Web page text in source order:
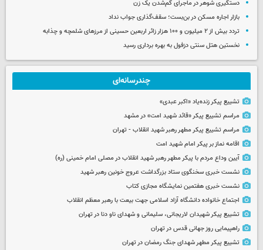
دستگیری شوهر در ماجرای گم‌شدن یک زن
بازار اجاره مسکن در بن‌بست؛ سقف‌گذاری جواب نداد
تردد بیش از ۲ میلیون و ۱۰۰ هزار زائر اربعین حسینی از مرزهای شلمچه و چذابه
نخستین هتل سنتی دزفول به بهره برداری رسید
چندرسانه‌ای
تشییع پیکر زنده‌یاد «اکبر عبدی»
مراسم تشییع پیکر «قائد شهید امت» در مشهد
مراسم تشییع پیکر مطهر رهبر شهید انقلاب - تهران
اقامه نماز بر پیکر امام شهید امت
آیین وداع مردم با پیکر مطهر رهبر شهید انقلاب در مصلی امام خمینی (ره)
نشست خبری سخنگوی ستاد بزرگداشت عروج خونین رهبر شهید
نشست خبری هفتمین نمایشگاه مجازی کتاب
اجتماع خانواده دانشگاه آزاد اسلامی جهت بیعت با رهبر معظم انقلاب
تشییع پیکر شهیدان لاریجانی، سلیمانی و شهدای ناو دنا در تهران
راهپیمایی روز جهانی قدس در تهران
تشییع پیکر مطهر شهدای جنگ رمضان در تهران